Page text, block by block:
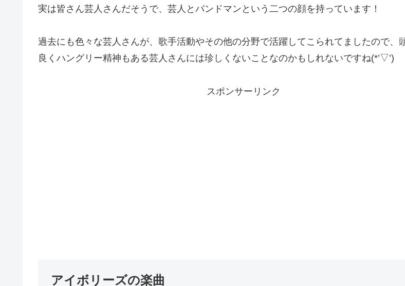
実は皆さん芸人さんだそうで、芸人とバンドマンという二つの顔を持っています！
過去にも色々な芸人さんが、歌手活動やその他の分野で活躍してこられてましたので、
良くハングリー精神もある芸人さんには珍しくないことなのかもしれないですね(*’▽’)
スポンサーリンク
アイボリーズの楽曲